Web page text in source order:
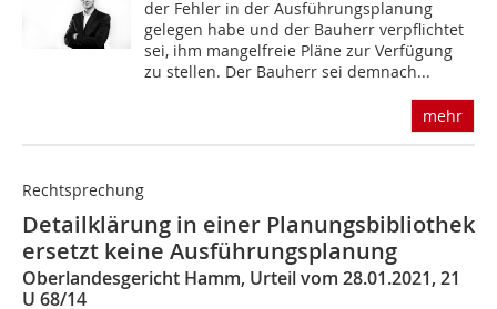
der Fehler in der Ausführungsplanung
gelegen habe und der Bauherr verpflichtet
sei, ihm mangelfreie Pläne zur Verfügung
zu stellen. Der Bauherr sei demnach...
mehr
Rechtsprechung
Detailklärung in einer Planungsbibliothek
ersetzt keine Ausführungsplanung
Oberlandesgericht Hamm, Urteil vom 28.01.2021, 21
U 68/14